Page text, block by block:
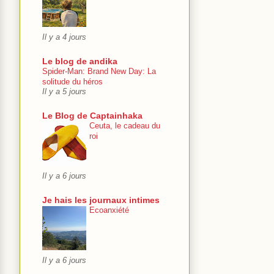
Il y a 4 jours
Le blog de andika
Spider-Man: Brand New Day: La
solitude du héros
Il y a 5 jours
Le Blog de Captainhaka
Ceuta, le cadeau du
roi
Il y a 6 jours
Je hais les journaux intimes
Ecoanxiété
Il y a 6 jours